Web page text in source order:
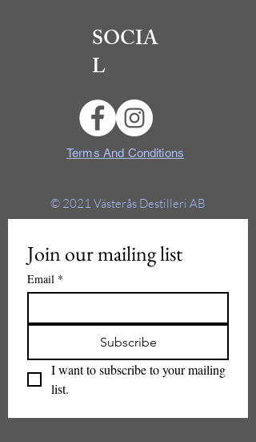
SOCIA
L
Terms And Conditions
© 2021 Västerås Destilleri AB
Join our mailing list
Email *
Subscribe
I want to subscribe to your mailing
list.